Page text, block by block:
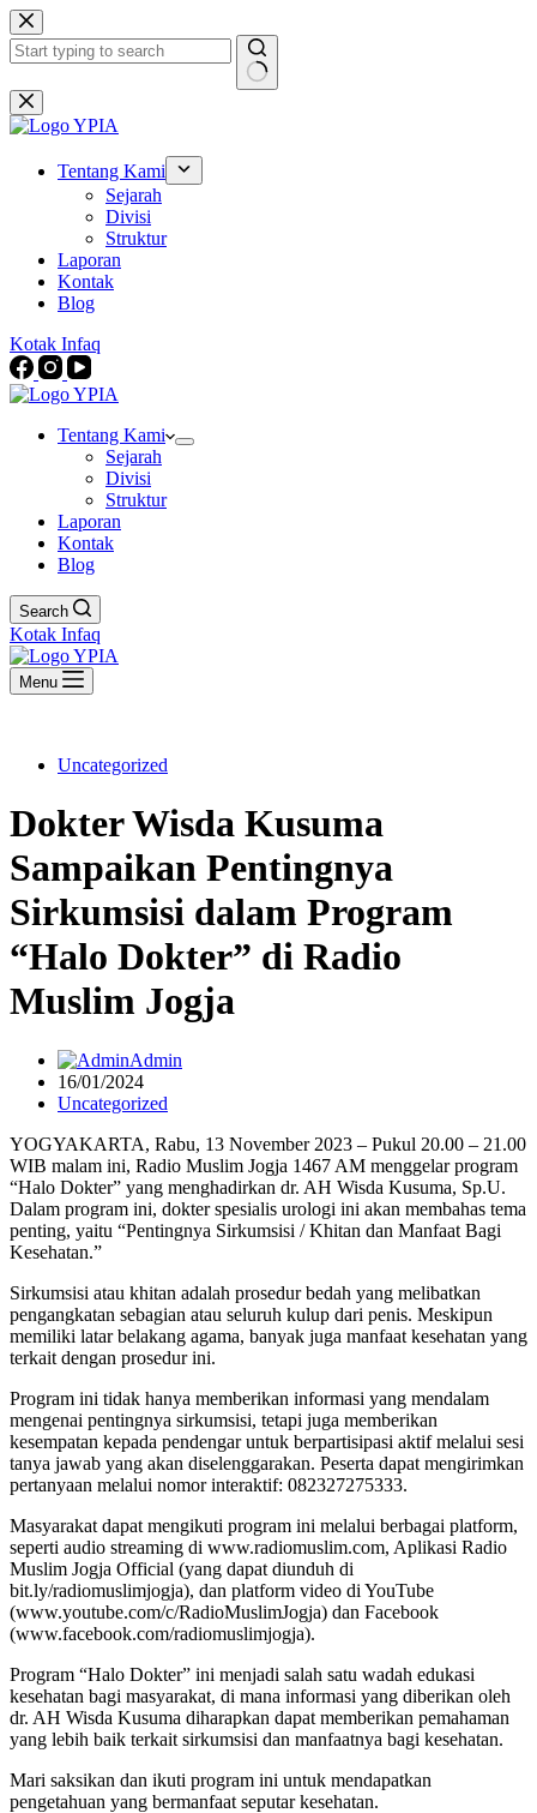
Skip
to
content
No
results
Tentang Kami
Sejarah
Divisi
Struktur
Laporan
Kontak
Blog
Kotak Infaq
Tentang Kami
Sejarah
Divisi
Struktur
Laporan
Kontak
Blog
Search
Kotak Infaq
Menu
Uncategorized
Dokter Wisda Kusuma
Sampaikan Pentingnya
Sirkumsisi dalam Program
“Halo Dokter” di Radio
Muslim Jogja
Admin
16/01/2024
Uncategorized
YOGYAKARTA, Rabu, 13 November 2023 – Pukul 20.00 – 21.00
WIB malam ini, Radio Muslim Jogja 1467 AM menggelar program
“Halo Dokter” yang menghadirkan dr. AH Wisda Kusuma, Sp.U.
Dalam program ini, dokter spesialis urologi ini akan membahas tema
penting, yaitu “Pentingnya Sirkumsisi / Khitan dan Manfaat Bagi
Kesehatan.”
Sirkumsisi atau khitan adalah prosedur bedah yang melibatkan
pengangkatan sebagian atau seluruh kulup dari penis. Meskipun
memiliki latar belakang agama, banyak juga manfaat kesehatan yang
terkait dengan prosedur ini.
Program ini tidak hanya memberikan informasi yang mendalam
mengenai pentingnya sirkumsisi, tetapi juga memberikan
kesempatan kepada pendengar untuk berpartisipasi aktif melalui sesi
tanya jawab yang akan diselenggarakan. Peserta dapat mengirimkan
pertanyaan melalui nomor interaktif: 082327275333.
Masyarakat dapat mengikuti program ini melalui berbagai platform,
seperti audio streaming di www.radiomuslim.com, Aplikasi Radio
Muslim Jogja Official (yang dapat diunduh di
bit.ly/radiomuslimjogja), dan platform video di YouTube
(www.youtube.com/c/RadioMuslimJogja) dan Facebook
(www.facebook.com/radiomuslimjogja).
Program “Halo Dokter” ini menjadi salah satu wadah edukasi
kesehatan bagi masyarakat, di mana informasi yang diberikan oleh
dr. AH Wisda Kusuma diharapkan dapat memberikan pemahaman
yang lebih baik terkait sirkumsisi dan manfaatnya bagi kesehatan.
Mari saksikan dan ikuti program ini untuk mendapatkan
pengetahuan yang bermanfaat seputar kesehatan.